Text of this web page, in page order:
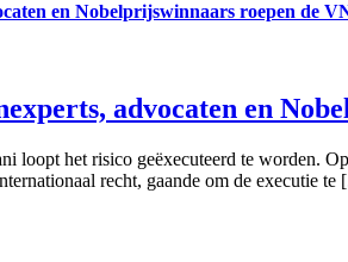
en Nobelprijswinnaars roepen de
advocaten en
loopt het risico geëxecuteerd te worden.
recht, gaande om de executie te